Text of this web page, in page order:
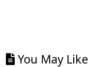
You May Like